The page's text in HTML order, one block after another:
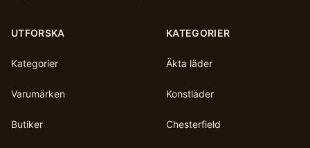
UTFORSKA
Kategorier
Varumärken
Butiker
KATEGORIER
Äkta läder
Konstläder
Chesterfield